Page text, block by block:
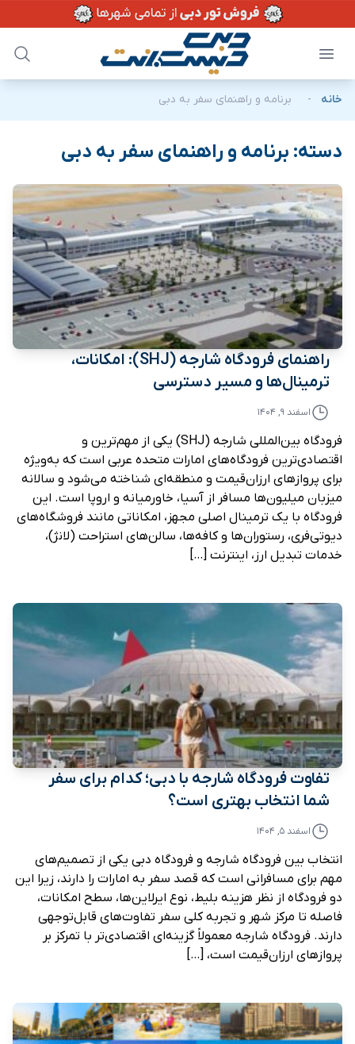
خانه - برنامه و راهنمای سفر به دبی
دسته: برنامه و راهنمای سفر به دبی
راهنمای فرودگاه شارجه (SHJ): امکانات،
ترمینال‌ها و مسیر دسترسی
اسفند ۹, ۱۴۰۴
فرودگاه بین‌المللی شارجه (SHJ) یکی از مهم‌ترین و
اقتصادی‌ترین فرودگاه‌های امارات متحده عربی است که به‌ویژه
برای پروازهای ارزان‌قیمت و منطقه‌ای شناخته می‌شود و سالانه
میزبان میلیون‌ها مسافر از آسیا، خاورمیانه و اروپا است. این
فرودگاه با یک ترمینال اصلی مجهز، امکاناتی مانند فروشگاه‌های
دیوتی‌فری، رستوران‌ها و کافه‌ها، سالن‌های استراحت (لانژ)،
خدمات تبدیل ارز، اینترنت […]
تفاوت فرودگاه شارجه با دبی؛ کدام برای سفر
شما انتخاب بهتری است؟
اسفند ۵, ۱۴۰۴
انتخاب بین فرودگاه شارجه و فرودگاه دبی یکی از تصمیم‌های
مهم برای مسافرانی است که قصد سفر به امارات را دارند، زیرا این
دو فرودگاه از نظر هزینه بلیط، نوع ایرلاین‌ها، سطح امکانات،
فاصله تا مرکز شهر و تجربه کلی سفر تفاوت‌های قابل‌توجهی
دارند. فرودگاه شارجه معمولاً گزینه‌ای اقتصادی‌تر با تمرکز بر
پروازهای ارزان‌قیمت است، […]